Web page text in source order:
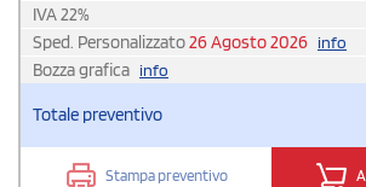
IVA22%
Sped. Personalizzato26 Agosto 2026 info
Bozza grafica info
Totale preventivo
Stampa preventivo